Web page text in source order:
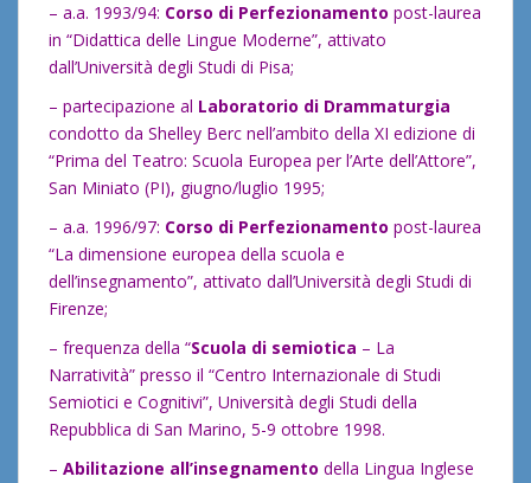
– a.a. 1993/94: Corso di Perfezionamento post-laurea
in “Didattica delle Lingue Moderne”, attivato
dall’Università degli Studi di Pisa;
– partecipazione al Laboratorio di Drammaturgia
condotto da Shelley Berc nell’ambito della XI edizione di
“Prima del Teatro: Scuola Europea per l’Arte dell’Attore”,
San Miniato (PI), giugno/luglio 1995;
– a.a. 1996/97: Corso di Perfezionamento post-laurea
“La dimensione europea della scuola e
dell’insegnamento”, attivato dall’Università degli Studi di
Firenze;
– frequenza della “Scuola di semiotica – La
Narratività” presso il “Centro Internazionale di Studi
Semiotici e Cognitivi”, Università degli Studi della
Repubblica di San Marino, 5-9 ottobre 1998.
– Abilitazione all’insegnamento della Lingua Inglese